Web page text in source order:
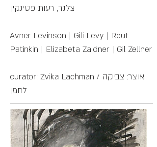
צלנר, רעות פטינקין
Avner Levinson | Gili Levy | Reut
Patinkin | Elizabeta Zaidner | Gil Zellner
curator: Zvika Lachman / אוצר: צביקה
לחמן